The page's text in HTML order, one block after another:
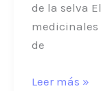
de la selva
medicinales
de
Leer más »